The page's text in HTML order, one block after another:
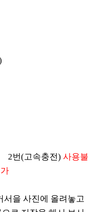
고속충전) 사용불
서을 사진에 올려놓고